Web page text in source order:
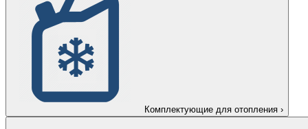
Комплектующие для отопления ›